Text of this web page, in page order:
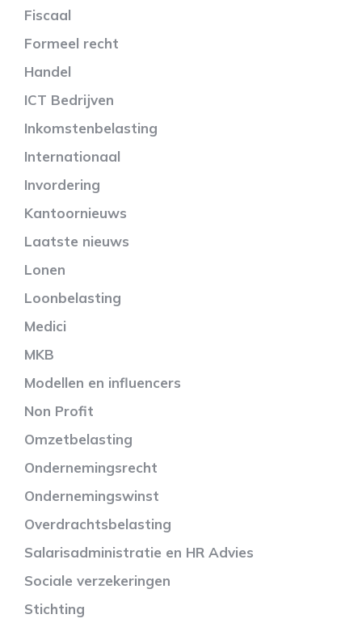
Fiscaal
Formeel recht
Handel
ICT Bedrijven
Inkomstenbelasting
Internationaal
Invordering
Kantoornieuws
Laatste nieuws
Lonen
Loonbelasting
Medici
MKB
Modellen en influencers
Non Profit
Omzetbelasting
Ondernemingsrecht
Ondernemingswinst
Overdrachtsbelasting
Salarisadministratie en HR Advies
Sociale verzekeringen
Stichting